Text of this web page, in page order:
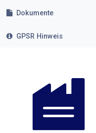
Dokumente
GPSR Hinweis